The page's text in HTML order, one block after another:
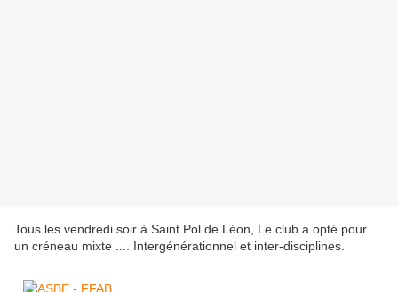
Tous les vendredi soir à Saint Pol de Léon, Le club a opté pour
un créneau mixte .... Intergénérationnel et inter-disciplines.